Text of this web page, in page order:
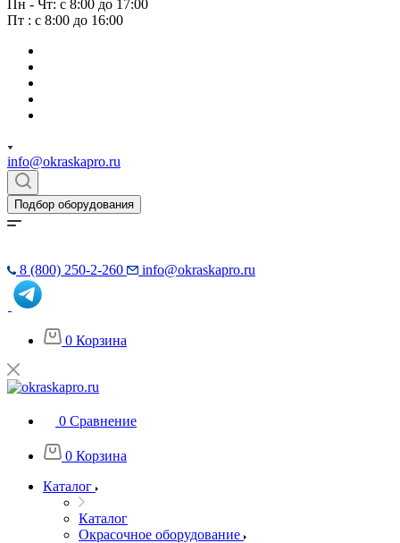
Пн - Чт: с 8:00 до 17:00
Пт : с 8:00 до 16:00
info@okraskapro.ru
Подбор оборудования
8 (800) 250-2-260 info@okraskapro.ru
0 Корзина
0 Сравнение
0 Корзина
Каталог
Каталог
Окрасочное оборудование